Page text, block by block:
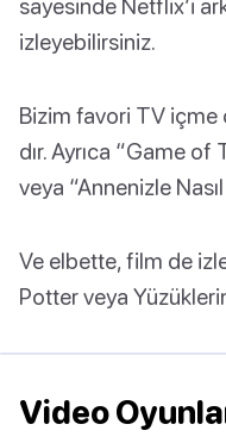
izleyebilirsiniz.
Bizim favori TV içme
dır. Ayrıca “Game
veya “Annenizle Nasıl
Ve elbette, film de
Potter veya
Video